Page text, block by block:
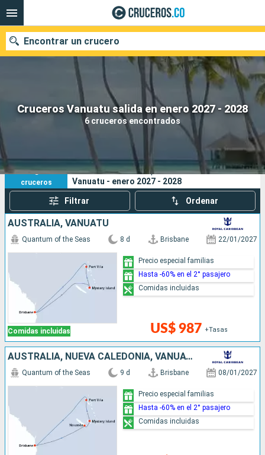
Cruceros Vanuatu salida en enero 2027 - 2028
6 cruceros encontrados
Encontrar un crucero
Fecha de salida
6
cruceros
Sus criterios de búsqueda:
Vanuatu - enero 2027 - 2028
Filtrar Ordenar
AUSTRALIA, VANUATU
Comidas incluidas
Quantum of the Seas 8 d Brisbane 22/01/2027
US$ 987 +Tasas
Precio especial familias
Hasta -60% en el 2° pasajero
Comidas incluidas
AUSTRALIA, NUEVA CALEDONIA, VANUATU
Quantum of the Seas 9 d Brisbane 08/01/2027
Precio especial familias
Hasta -60% en el 2° pasajero
Comidas incluidas